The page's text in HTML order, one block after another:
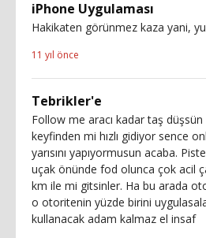
iPhone Uygulaması
Hakikaten görünmez kaza yani,
11 yıl önce
Tebrikler'e
Follow me aracı kadar taş düşsün
keyfinden mi hızlı gidiyor sence
yarısını yapıyormusun acaba.
uçak önünde fod olunca çok acil
km ile mi gitsinler. Ha bu arada
o otoritenin yüzde birini
kullanacak adam kalmaz el insaf